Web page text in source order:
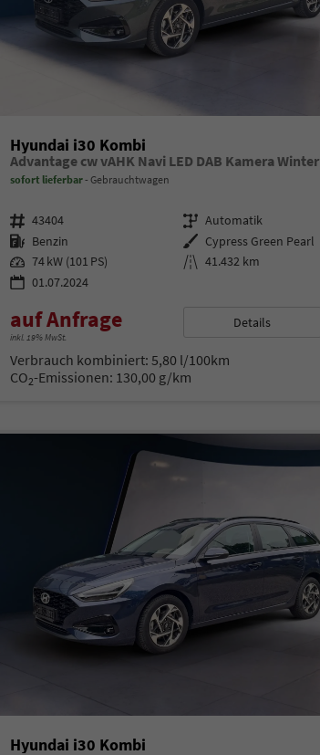
Hyundai i30 Kombi
Advantage cw vAHK Navi LED DAB Kamera Winter
sofort lieferbar Gebrauchtwagen
Fahrzeugnr. 43404 Getriebe Automatik
Kraftstoff Benzin Außenfarbe Cypress Green Pearl
Leistung 74 kW (101 PS) Kilometerstand 41.432 km
01.07.2024
auf Anfrage
inkl. 19% MwSt.
Details
Verbrauch kombiniert: 5,80 l/100km
CO2-Emissionen: 130,00 g/km
Hyundai i30 Kombi